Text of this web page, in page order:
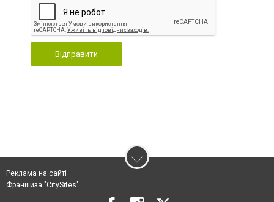
Відправити
Реклама на сайті
Франшиза "CitySites"